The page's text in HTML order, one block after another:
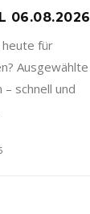
06.08.2026
für
Ausgewählte
– schnell und